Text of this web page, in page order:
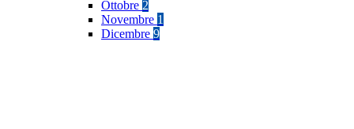
Ottobre 2
Novembre 1
Dicembre 9